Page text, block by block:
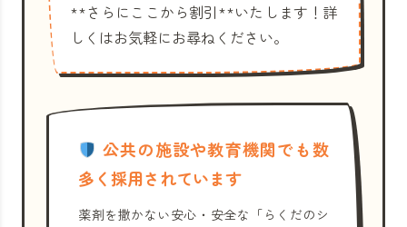
**さらにここから割引**いたします！詳
しくはお気軽にお尋ねください。
公共の施設や教育機関でも数
多く採用されています
薬剤を撒かない安心・安全な「らくだのシ